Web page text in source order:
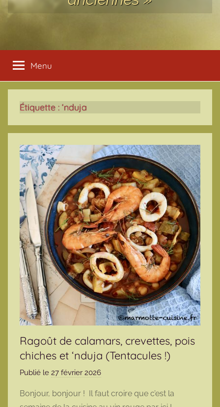
Menu
Étiquette : ‘nduja
Ragoût de calamars, crevettes, pois
chiches et ‘nduja (Tentacules !)
Publié le 27 février 2026
r
Bonjour, bonjour ! Il faut croire que c’est la